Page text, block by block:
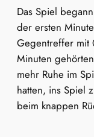
Das Spiel
der ersten
Gegentreffer mit
Minuten
mehr Ruhe im
hatten, ins Spiel
beim knappen